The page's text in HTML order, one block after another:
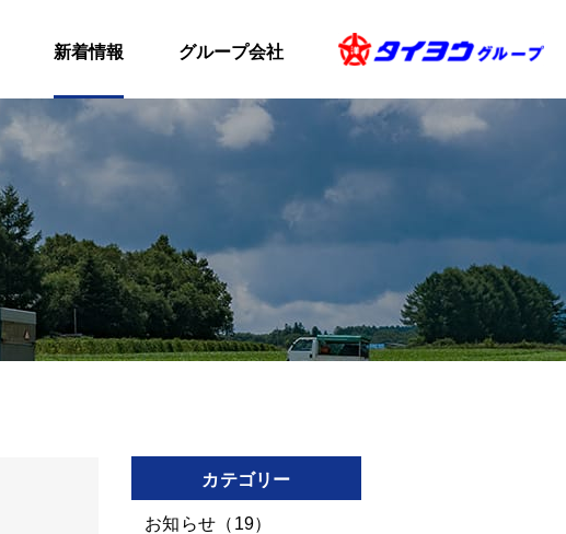
新着情報 グループ会社
カテゴリー
お知らせ（19）